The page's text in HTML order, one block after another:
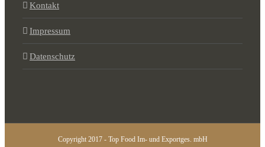
Kontakt
Impressum
Datenschutz
Copyright 2017 - Top Food Im- und Exportges. mbH